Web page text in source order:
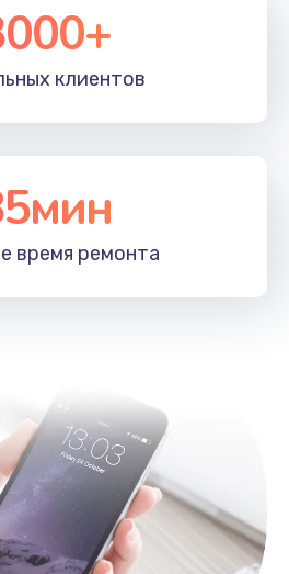
клиентов
время ремонта